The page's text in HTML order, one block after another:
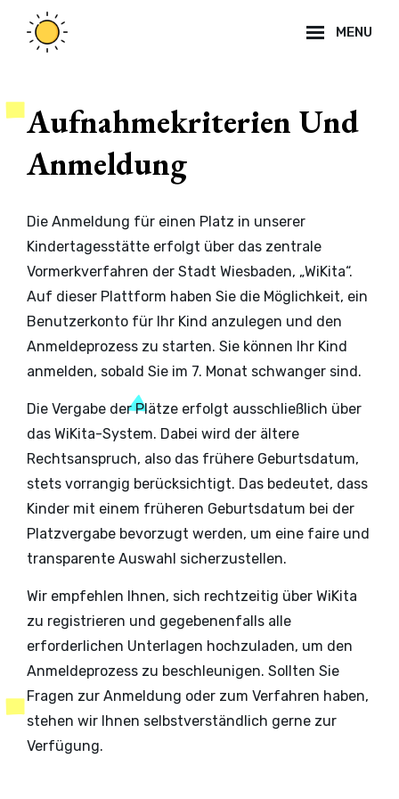
MENU
Aufnahmekriterien Und
Anmeldung
Die Anmeldung für einen Platz in unserer
Kindertagesstätte erfolgt über das zentrale
Vormerkverfahren der Stadt Wiesbaden, „WiKita“.
Auf dieser Plattform haben Sie die Möglichkeit, ein
Benutzerkonto für Ihr Kind anzulegen und den
Anmeldeprozess zu starten. Sie können Ihr Kind
anmelden, sobald Sie im 7. Monat schwanger sind.
Die Vergabe der Plätze erfolgt ausschließlich über
das WiKita-System. Dabei wird der ältere
Rechtsanspruch, also das frühere Geburtsdatum,
stets vorrangig berücksichtigt. Das bedeutet, dass
Kinder mit einem früheren Geburtsdatum bei der
Platzvergabe bevorzugt werden, um eine faire und
transparente Auswahl sicherzustellen.
Wir empfehlen Ihnen, sich rechtzeitig über WiKita
zu registrieren und gegebenenfalls alle
erforderlichen Unterlagen hochzuladen, um den
Anmeldeprozess zu beschleunigen. Sollten Sie
Fragen zur Anmeldung oder zum Verfahren haben,
stehen wir Ihnen selbstverständlich gerne zur
Verfügung.